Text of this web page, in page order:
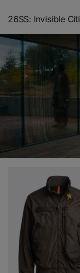
26SS: Invisible